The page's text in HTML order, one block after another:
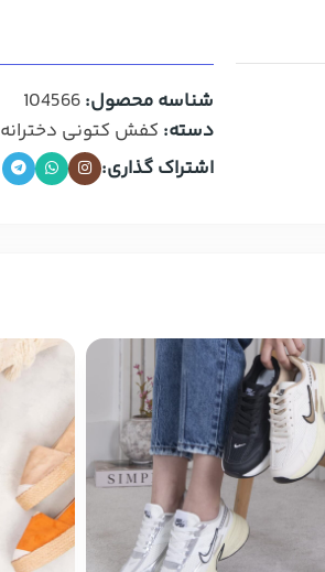
شناسه محصول:104566
دسته: کفش کتونی دخترانه
اشتراک گذاری: